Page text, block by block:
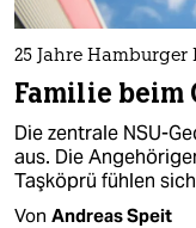
25 Jahre Hamburger
Familie beim
Die zentrale NSU-
aus. Die
Taşköprü fühlen
Von Andreas Speit